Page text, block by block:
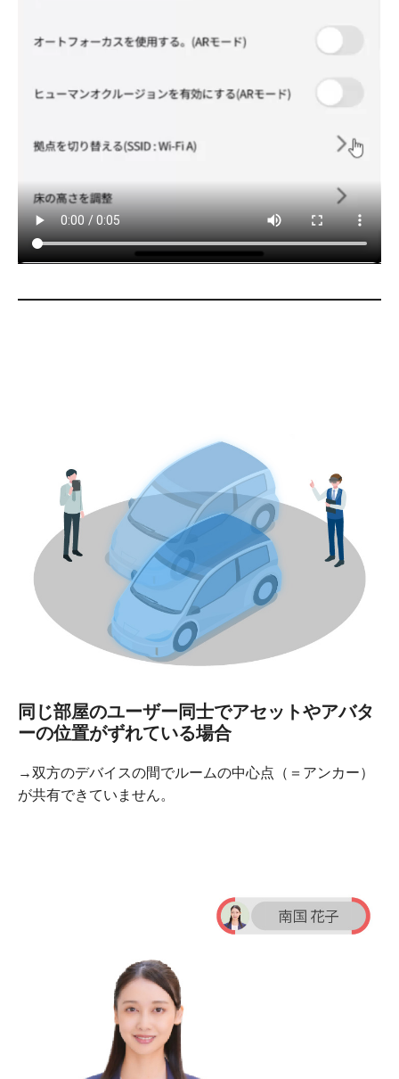
同じ部屋のユーザー同士でアセットやアバタ
ーの位置がずれている場合
→双方のデバイスの間でルームの中心点（＝アンカー）
が共有できていません。